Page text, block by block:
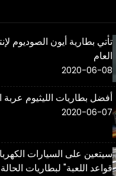
تأتي بطارية أيون الصوديوم
العام
2020-06-08
أفضل بطاريات الليثيوم عربة
2020-06-07
سيتعين على السيارات
قواعد اللعبة" لبطاريات